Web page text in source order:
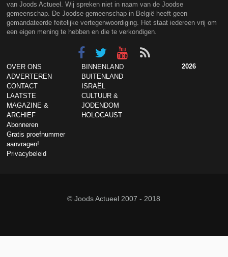
van Joods Actueel. Wij spreken niet in naam van de Joodse
gemeenschap. De Joodse gemeenschap in België heeft geen
gemandateerde feitelijke vertegenwoordiging. Het staat iedereen vrij om
een eigen mening te hebben en die te verkondigen.
OVER ONS
ADVERTEREN
CONTACT
LAATSTE
MAGAZINE &
ARCHIEF
Abonneren
Gratis proefnummer
aanvragen!
Privacybeleid
BINNENLAND
BUITENLAND
ISRAËL
CULTUUR &
JODENDOM
HOLOCAUST
2026
© Joods Actueel 2007 - 2018